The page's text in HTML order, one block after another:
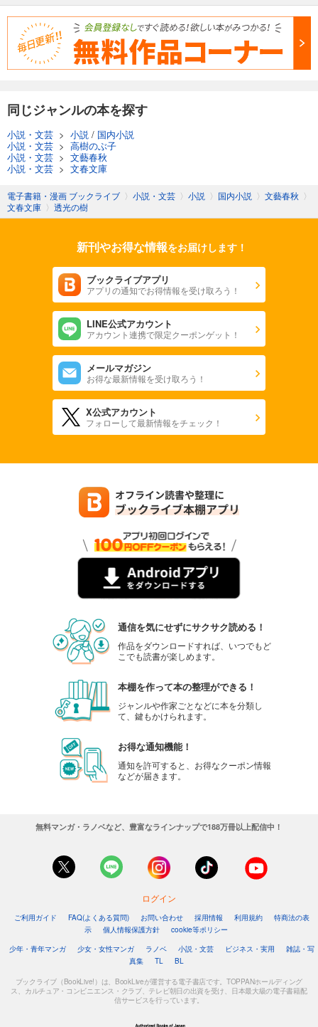
同じジャンルの本を探す
小説・文芸 > 小説 / 国内小説
小説・文芸 > 高樹のぶ子
小説・文芸 > 文藝春秋
小説・文芸 > 文春文庫
電子書籍・漫画 ブックライブ 〉 小説・文芸 〉 小説 〉 国内小説 〉 文藝春秋 〉
文春文庫 〉 透光の樹
新刊やお得な情報をお届けします！
ブックライブアプリ
アプリの通知でお得情報を受け取ろう！
LINE公式アカウント
アカウント連携で限定クーポンゲット！
メールマガジン
お得な最新情報を受け取ろう！
X公式アカウント
フォローして最新情報をチェック！
通信を気にせずにサクサク読める！
作品をダウンロードすれば、いつでもど
こでも読書が楽しめます。
本棚を作って本の整理ができる！
ジャンルや作家ごとなどに本を分類し
て、鍵もかけられます。
お得な通知機能！
通知を許可すると、お得なクーポン情報
などが届きます。
無料マンガ・ラノベなど、豊富なラインナップで188万冊以上配信中！
ログイン
ご利用ガイド FAQ(よくある質問) お問い合わせ 採用情報 利用規約
特商法の表
示
個人情報保護方針
cookie等ポリシー
少年・青年マンガ
少女・女性マンガ ラノベ 小説・文芸 ビジネス・実用
雑誌・写
真集
TL BL
ブックライブ（BookLive!）は、BookLiveが運営する電子書店です。TOPPANホールディング
ス、カルチュア・コンビニエンス・クラブ、テレビ朝日の出資を受け、日本最大級の電子書籍配
信サービスを行っています。